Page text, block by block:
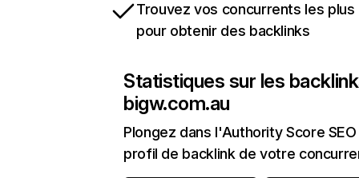
Trouvez vos concurrents les
pour obtenir des backlinks
Statistiques sur les
bigw.com.au
Plongez dans l'Authority Score
profil de backlink de votre